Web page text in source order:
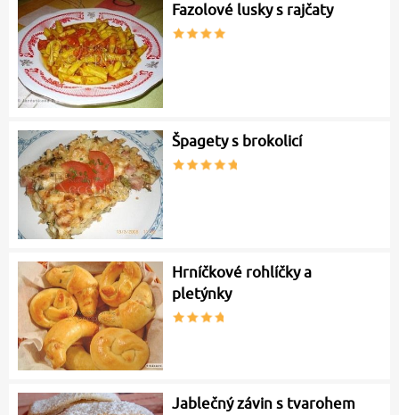
Fazolové lusky s rajčaty
Špagety s brokolicí
Hrníčkové rohlíčky a
pletýnky
Jablečný závin s tvarohem